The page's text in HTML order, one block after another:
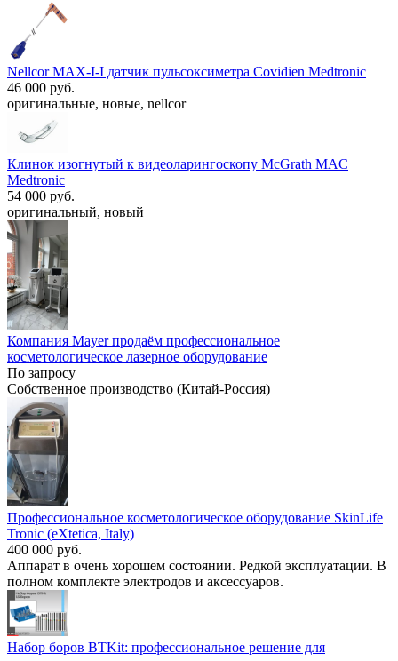
Nellcor MAX-I-I датчик пульсоксиметра Covidien Medtronic
46 000 руб.
оригинальные, новые, nellcor
Клинок изогнутый к видеоларингоскопу McGrath MAC
Medtronic
54 000 руб.
оригинальный, новый
Компания Mayer продаём профессиональное
косметологическое лазерное оборудование
По запросу
Собственное производство (Китай-Россия)
Профессиональное косметологическое оборудование SkinLife
Tronic (eXtetica, Italy)
400 000 руб.
Аппарат в очень хорошем состоянии. Редкой эксплуатации. В
полном комплекте электродов и аксессуаров.
Набор боров BTKit: профессиональное решение для